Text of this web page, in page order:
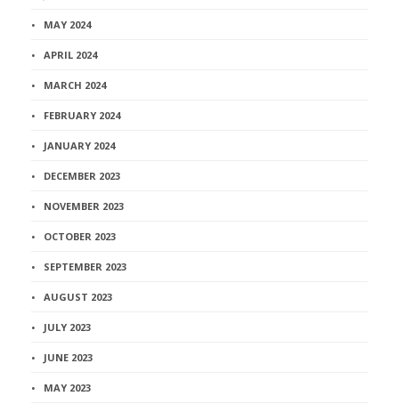
MAY 2024
APRIL 2024
MARCH 2024
FEBRUARY 2024
JANUARY 2024
DECEMBER 2023
NOVEMBER 2023
OCTOBER 2023
SEPTEMBER 2023
AUGUST 2023
JULY 2023
JUNE 2023
MAY 2023